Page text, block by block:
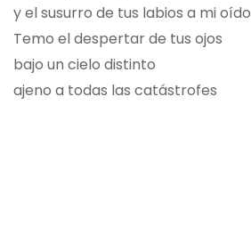
y el susurro de tus labios a mi oído
Temo el despertar de tus ojos
bajo un cielo distinto
ajeno a todas las catástrofes